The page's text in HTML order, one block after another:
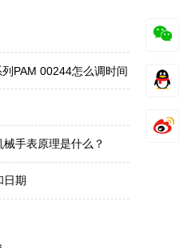
PAM 00244怎么调时间
手表原理是什么？
日期